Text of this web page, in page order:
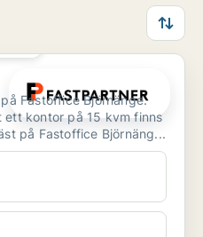
Fastoffice Björnänge.
kontor på 15 kvm finns
på Fastoffice Björnäng...